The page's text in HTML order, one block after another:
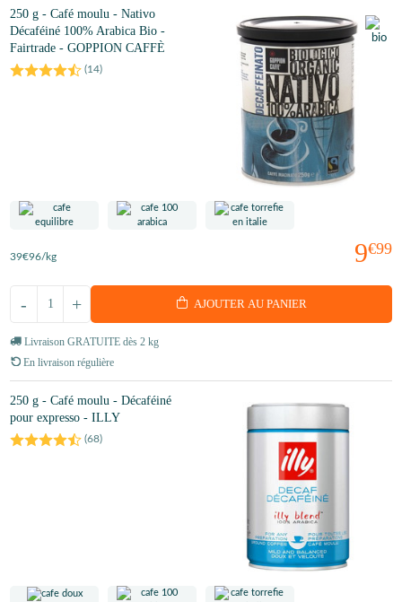
250 g - Café moulu - Nativo
Décaféiné 100% Arabica Bio -
Fairtrade - GOPPION CAFFÈ
(14)
9€99
39€96/kg
+
- AJOUTER AU PANIER
Livraison GRATUITE dès 2 kg
En livraison régulière
250 g - Café moulu - Décaféiné
pour expresso - ILLY
(68)